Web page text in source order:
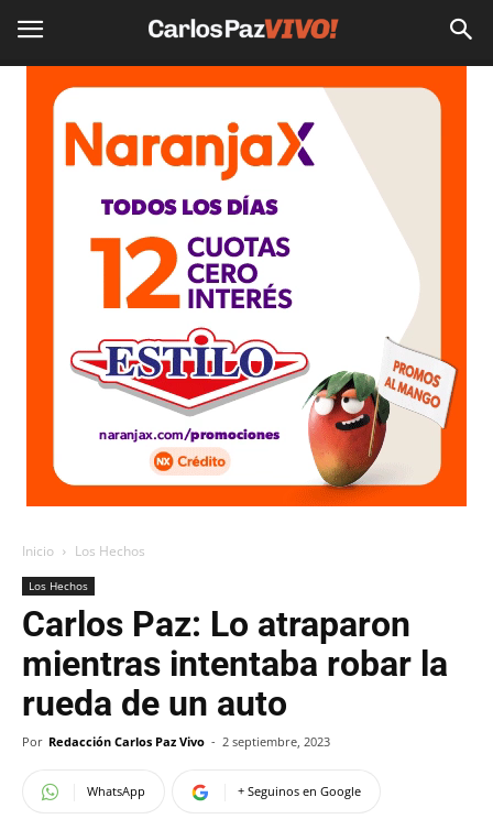
Inicio Los Hechos
Los Hechos
Carlos Paz: Lo atraparon
mientras intentaba robar la
rueda de un auto
Por Redacción Carlos Paz Vivo - 2 septiembre, 2023
WhatsApp + Seguinos en Google